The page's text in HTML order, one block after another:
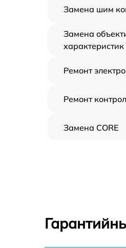
Замена шим
Замена
характеристик
Ремонт
Ремонт
Замена CORE